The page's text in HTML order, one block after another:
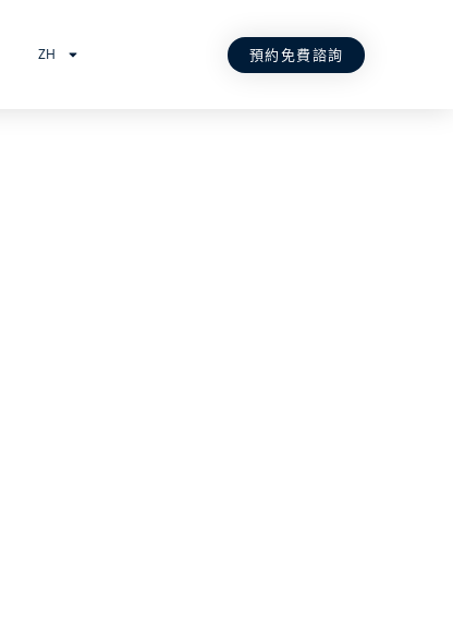
ZH 預約免費諮詢